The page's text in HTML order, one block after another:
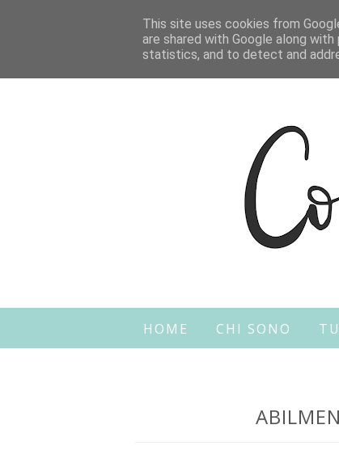
HOME CHI SONO
This site uses cookies from
are shared with Google along
statistics, and to detect and